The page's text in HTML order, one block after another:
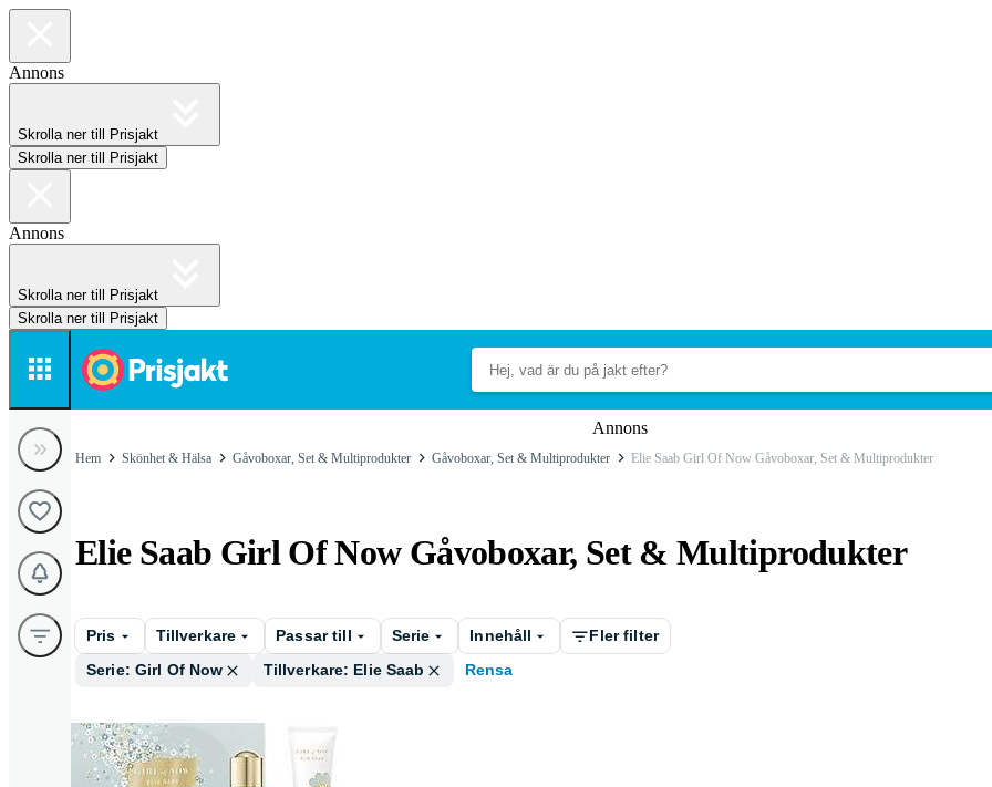
Annons
Skrolla ner till Prisjakt
Skrolla ner till Prisjakt
Annons
Skrolla ner till Prisjakt
Skrolla ner till Prisjakt
Annons
Hem Skönhet & Hälsa Gåvoboxar, Set & Multiprodukter Gåvoboxar, Set & Multiprodukter Elie Saab Girl Of Now Gåvoboxar, Set & Multiprodukter
Elie Saab Girl Of Now Gåvoboxar, Set & Multiprodukter
Pris Tillverkare Passar till Serie Innehåll
Fler filter
Serie: Girl Of Now
Tillverkare: Elie Saab Rensa